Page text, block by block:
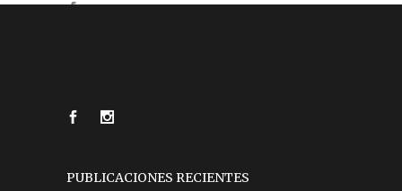
PUBLICACIONES RECIENTES